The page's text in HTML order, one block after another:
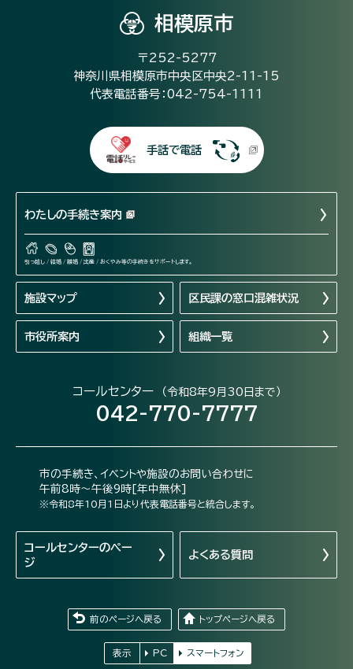
相模原市
〒252-5277
神奈川県相模原市中央区中央2-11-15
代表電話番号：042-754-1111
手話で電話
わたしの手続き案内
引っ越し / 結婚 / 離婚 / 出産 / おくやみ等の手続きをサポートします。
施設マップ 区民課の窓口混雑状況
市役所案内 組織一覧
コールセンター （令和8年9月30日まで）
042-770-7777
市の手続き、イベントや施設のお問い合わせに
午前8時～午後9時[年中無休]
※令和8年10月1日より代表電話番号と統合します。
コールセンターのペー
ジ
よくある質問
前のページへ戻る トップページへ戻る
表示 PC スマートフォン